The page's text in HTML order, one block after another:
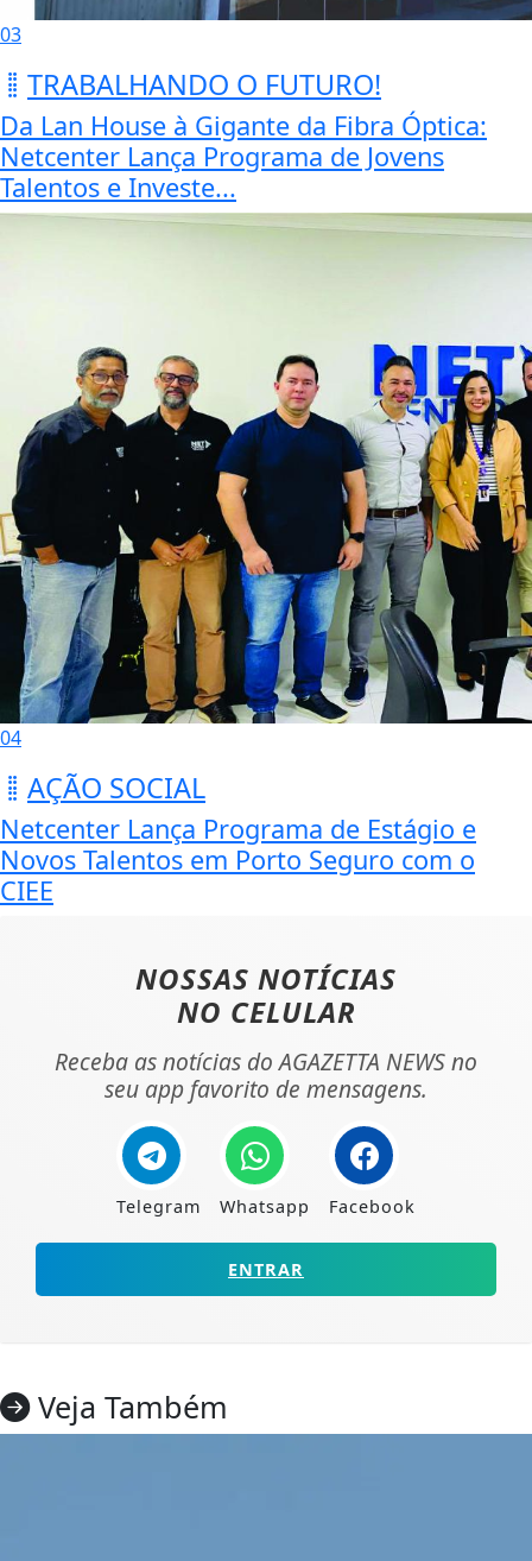
03
TRABALHANDO O FUTURO!
Da Lan House à Gigante da Fibra Óptica:
Netcenter Lança Programa de Jovens
Talentos e Investe...
04
AÇÃO SOCIAL
Netcenter Lança Programa de Estágio e
Novos Talentos em Porto Seguro com o
CIEE
NOSSAS NOTÍCIAS
NO CELULAR
Receba as notícias do AGAZETTA NEWS no
seu app favorito de mensagens.
Telegram Whatsapp Facebook
ENTRAR
Veja Também